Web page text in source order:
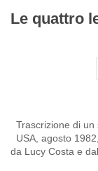
Le quattro
Trascrizione di un
USA, agosto
da Lucy Costa e